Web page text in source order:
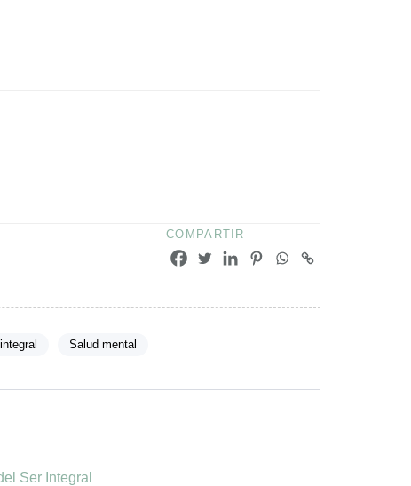
COMPARTIR
Salud mental
Ser Integral